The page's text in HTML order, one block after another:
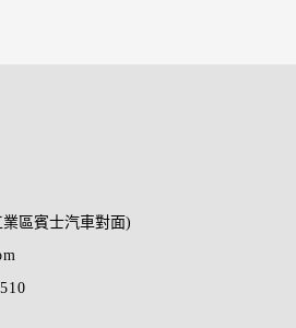
區賓士汽車對面)